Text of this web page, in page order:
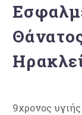
9χρονος